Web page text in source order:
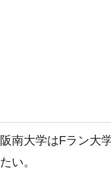
阪南大学はFラン大
たい。